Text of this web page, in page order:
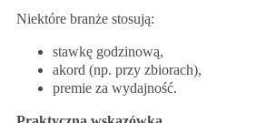
Niektóre branże stosują:
stawkę godzinową,
akord (np. przy zbiorach),
premie za wydajność.